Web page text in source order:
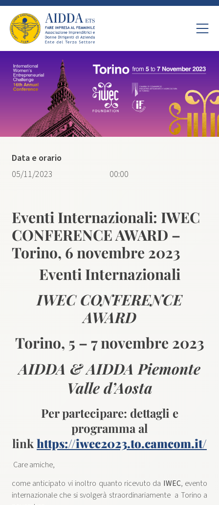
Eventi Internazionali: IWEC
CONFERENCE AWARD –
Torino, 6 novembre 2023
Eventi Internazionali
IWEC CONFERENCE
AWARD
Torino, 5 – 7 novembre 2023
AIDDA & AIDDA Piemonte
Valle d’Aosta
Per partecipare: dettagli e
programma al
link https://iwec2023.to.camcom.it/
Care amiche,
come anticipato vi inoltro quanto ricevuto da IWEC, evento
internazionale che si svolgerà straordinariamente a Torino a
Data e orario
05/11/2023
00:00